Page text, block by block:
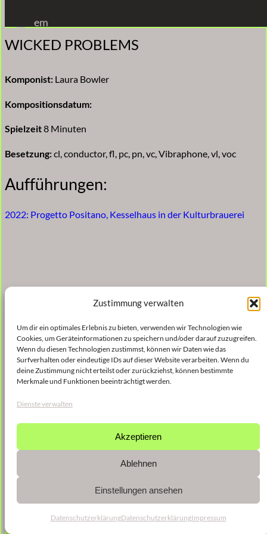
Zustimmung verwalten
Um dir ein optimales Erlebnis zu bieten, verwenden wir Technologien wie
Cookies, um Geräteinformationen zu speichern und/oder darauf zuzugreifen.
Wenn du diesen Technologien zustimmst, können wir Daten wie das
Surfverhalten oder eindeutige IDs auf dieser Website verarbeiten. Wenn du
deine Zustimmung nicht erteilst oder zurückziehst, können bestimmte
Merkmale und Funktionen beeinträchtigt werden.
Dienste verwalten
Akzeptieren
Ablehnen
Einstellungen ansehen
DatenschutzerklärungDatenschutzerklärungImpressum
Inhalt
springen
em
WICKED PROBLEMS
Komponist: Laura Bowler
Kompositionsdatum:
Spielzeit8 Minuten
Besetzung:cl, conductor, fl, pc, pn, vc, Vibraphone, vl, voc
Aufführungen:
2022: Progetto Positano, Kesselhaus in der Kulturbrauerei